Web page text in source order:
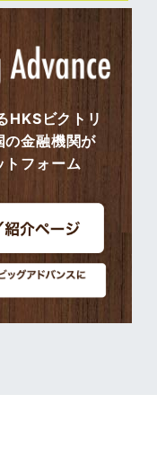
HKSビクトリ
の金融機関が
トフォーム